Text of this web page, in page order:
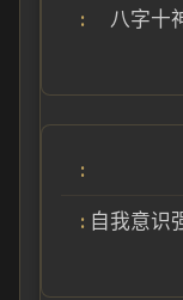
八字十
自我意识